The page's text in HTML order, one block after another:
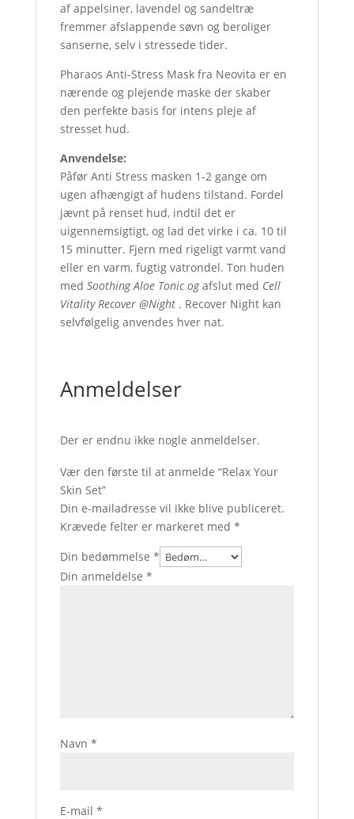
af appelsiner, lavendel og sandeltræ
fremmer afslappende søvn og beroliger
sanserne, selv i stressede tider.
Pharaos Anti-Stress Mask fra Neovita er en
nærende og plejende maske der skaber
den perfekte basis for intens pleje af
stresset hud.
Anvendelse:
Påfør Anti Stress masken 1-2 gange om
ugen afhængigt af hudens tilstand. Fordel
jævnt på renset hud, indtil det er
uigennemsigtigt, og lad det virke i ca. 10 til
15 minutter. Fjern med rigeligt varmt vand
eller en varm, fugtig vatrondel. Ton huden
med Soothing Aloe Tonic ogafslut med Cell
Vitality Recover @Night . Recover Night kan
selvfølgelig anvendes hver nat.
Anmeldelser
Der er endnu ikke nogle anmeldelser.
Vær den første til at anmelde “Relax Your
Skin Set”
Din e-mailadresse vil ikke blive publiceret.
Krævede felter er markeret med *
Din bedømmelse *
Din anmeldelse *
Navn *
E-mail *